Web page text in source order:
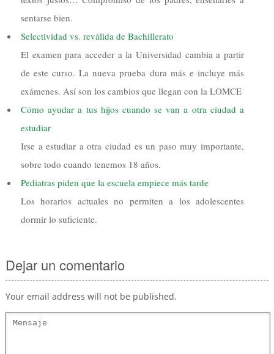
sentarse bien.
Selectividad vs. reválida de Bachillerato
El examen para acceder a la Universidad cambia a partir
de este curso. La nueva prueba dura más e incluye más
exámenes. Así son los cambios que llegan con la LOMCE
Cómo ayudar a tus hijos cuando se van a otra ciudad a
estudiar
Irse a estudiar a otra ciudad es un paso muy importante,
sobre todo cuando tenemos 18 años.
Pediatras piden que la escuela empiece más tarde
Los horarios actuales no permiten a los adolescentes
dormir lo suficiente.
Dejar un comentario
Your email address will not be published.